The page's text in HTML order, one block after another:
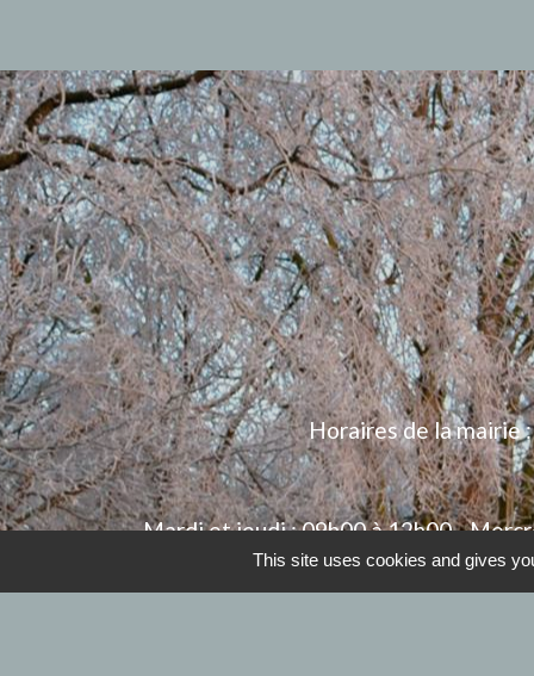
Horaires de la mairie
Mardi et jeudi : 09h00 à 12h00 -
This site uses cookies and gives